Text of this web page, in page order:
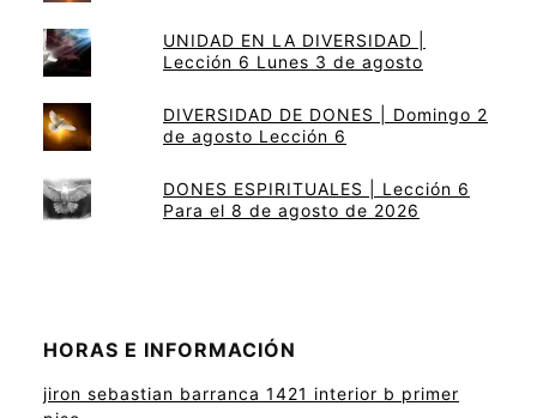
UNIDAD EN LA DIVERSIDAD |
Lección 6 Lunes 3 de agosto
DIVERSIDAD DE DONES | Domingo 2
de agosto Lección 6
DONES ESPIRITUALES | Lección 6
Para el 8 de agosto de 2026
HORAS E INFORMACIÓN
jiron sebastian barranca 1421 interior b primer